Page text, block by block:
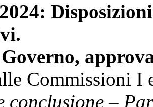
Commissioni I
conclusione –